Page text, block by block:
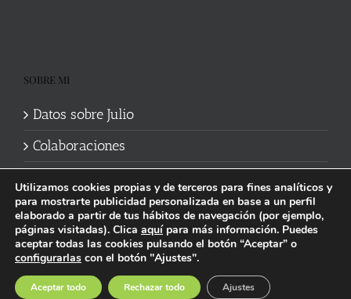
SOBRE MI
Datos sobre Julio
Colaboraciones
Política de cookies | Información legal y privacidad
| Web mantenida
porStudi7
Facebook YouTubeInstagramSpotify
BlueskyThreads
Utilizamos cookies propias y de terceros para fines analíticos y
para mostrarte publicidad personalizada en base a un perfil
elaborado a partir de tus hábitos de navegación (por ejemplo,
páginas visitadas). Clica aquípara más información. Puedes
aceptar todas las cookies pulsando el botón “Aceptar” o
configurarlas con el botón "Ajustes".
Aceptar todo Rechazar todo Ajustes